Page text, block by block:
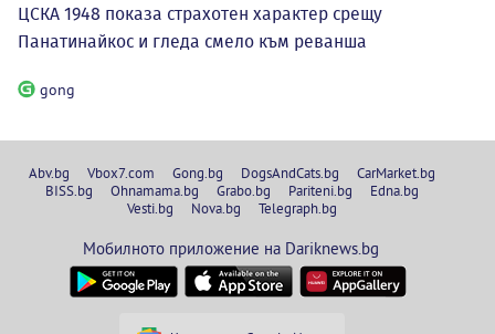
ЦСКА 1948 показа страхотен характер срещу
Панатинайкос и гледа смело към реванша
gong
Abv.bg Vbox7.com Gong.bg DogsAndCats.bg
CarMarket.bg
BISS.bg
Ohnamama.bg Grabo.bg Pariteni.bg
Edna.bg
Vesti.bg
Nova.bg Telegraph.bg
Мобилното приложение на Dariknews.bg